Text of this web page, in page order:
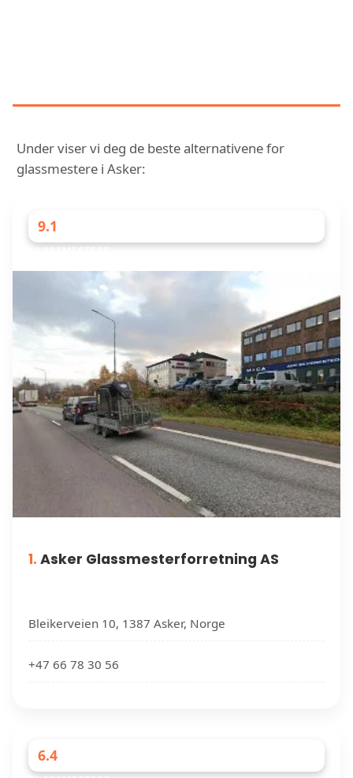
Under viser vi deg de beste alternativene for
glassmestere i Asker:
9.1
1. Asker Glassmesterforretning AS
Bleikerveien 10, 1387 Asker, Norge
+47 66 78 30 56
6.4